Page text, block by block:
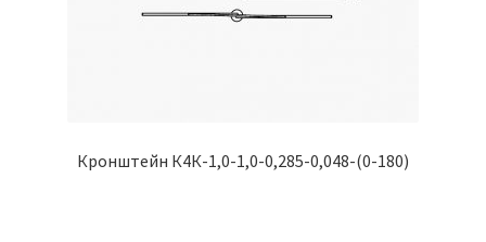
Кронштейн К4К-1,0-1,0-0,285-0,048-(0-180)